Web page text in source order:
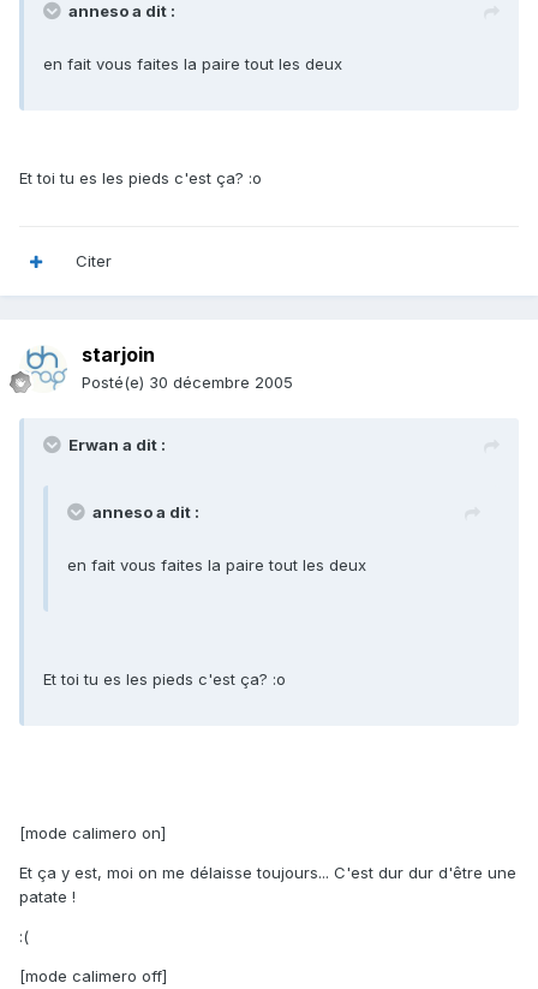
anneso a dit :
en fait vous faites la paire tout les deux
Et toi tu es les pieds c'est ça? :o
Citer
starjoin
Posté(e) 30 décembre 2005
Erwan a dit :
anneso a dit :
en fait vous faites la paire tout les deux
Et toi tu es les pieds c'est ça? :o
[mode calimero on]
Et ça y est, moi on me délaisse toujours... C'est dur dur d'être une
patate !
:(
[mode calimero off]